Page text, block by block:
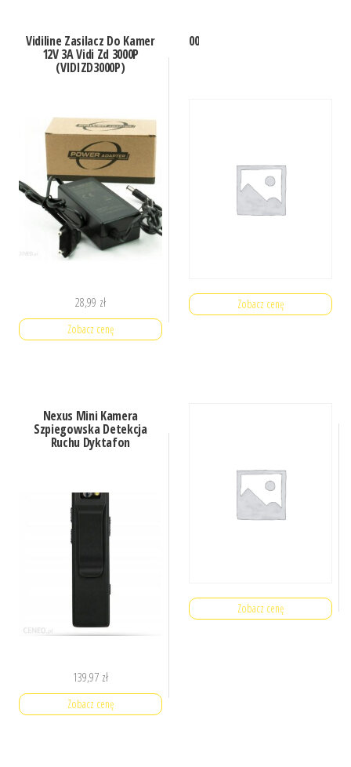
Vidiline Zasilacz Do Kamer
12V 3A Vidi Zd 3000P
(VIDIZD3000P)
28,99 zł
Zobacz cenę
00
Zobacz cenę
Nexus Mini Kamera
Szpiegowska Detekcja
Ruchu Dyktafon
139,97 zł
Zobacz cenę
Zobacz cenę